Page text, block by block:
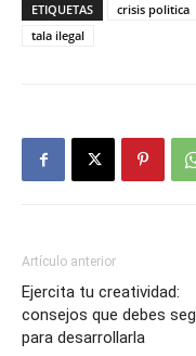
ETIQUETAS crisis politica
tala ilegal
Artículo anterior
Ejercita tu creatividad:
consejos que debes
para desarrollarla